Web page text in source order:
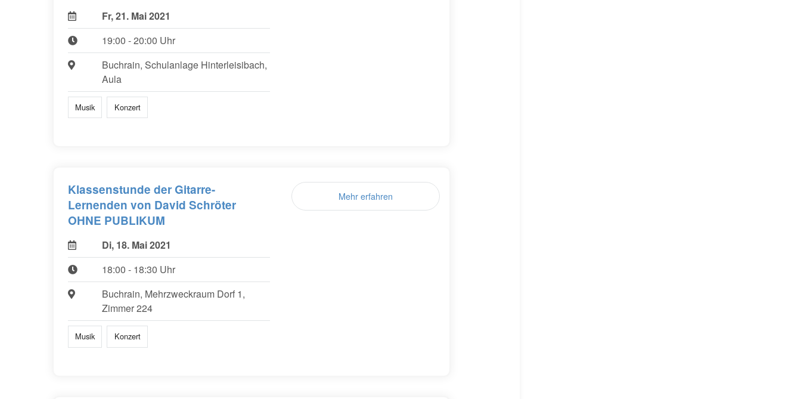
Fr, 21. Mai 2021
19:00 - 20:00 Uhr
Buchrain, Schulanlage Hinterleisibach,
Aula
Musik Konzert
Klassenstunde der Gitarre-
Lernenden von David Schröter
OHNE PUBLIKUM
Di, 18. Mai 2021
18:00 - 18:30 Uhr
Buchrain, Mehrzweckraum Dorf 1,
Zimmer 224
Musik Konzert
Mehr erfahren